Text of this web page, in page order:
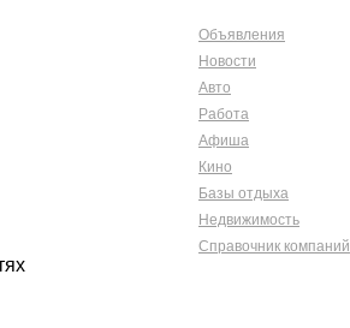
Объявления
Новости
Авто
Работа
Афиша
Кино
Базы отдыха
Недвижимость
Справочник компаний